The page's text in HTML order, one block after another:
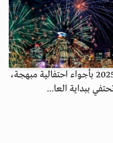
استقبلت نيوزيلندا العام الميلادي الجديد 2025 بأجواء احتفالية مبهجة،
ببداية العا...